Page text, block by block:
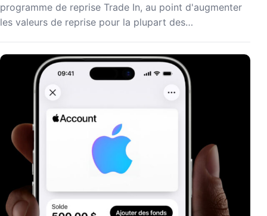
programme de reprise Trade In, au point d'augmenter
les valeurs de reprise pour la plupart des…